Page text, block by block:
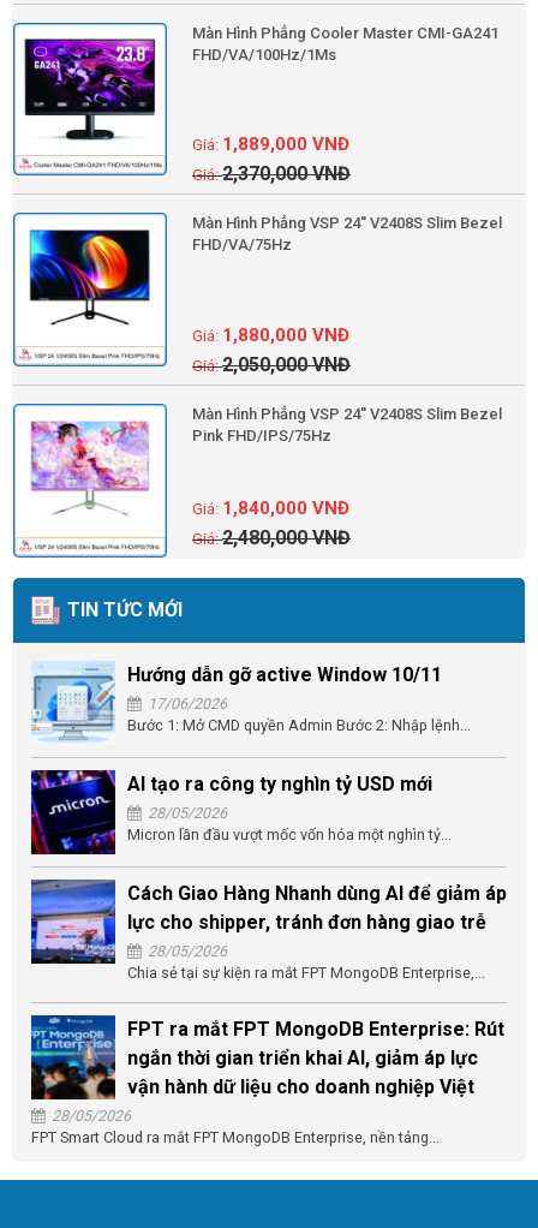
Màn Hình Phẳng Cooler Master CMI-GA241
FHD/VA/100Hz/1Ms
2,370,000VNĐ
1,889,000VNĐ
Màn Hình Phẳng VSP 24'' V2408S Slim Bezel
FHD/VA/75Hz
2,050,000VNĐ
1,880,000VNĐ
Màn Hình Phẳng VSP 24'' V2408S Slim Bezel
Pink FHD/IPS/75Hz
2,480,000VNĐ
1,840,000VNĐ
TIN TỨC MỚI
Hướng dẫn gỡ active Window 10/11
17/06/2026
Bước 1: Mở CMD quyền Admin Bước 2: Nhập lệnh...
AI tạo ra công ty nghìn tỷ USD mới
28/05/2026
Micron lần đầu vượt mốc vốn hóa một nghìn tỷ...
Cách Giao Hàng Nhanh dùng AI để giảm áp
lực cho shipper, tránh đơn hàng giao trễ
28/05/2026
Chia sẻ tại sự kiện ra mắt FPT MongoDB Enterprise,...
FPT ra mắt FPT MongoDB Enterprise: Rút
ngắn thời gian triển khai AI, giảm áp lực
vận hành dữ liệu cho doanh nghiệp Việt
28/05/2026
FPT Smart Cloud ra mắt FPT MongoDB Enterprise, nền tảng...